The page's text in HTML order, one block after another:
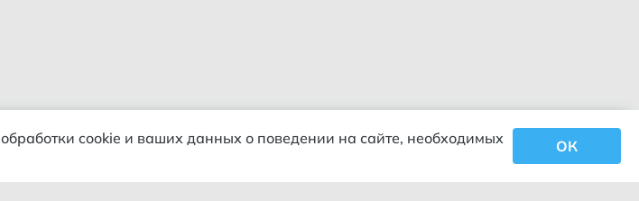
обработки cookie и ваших данных о поведении на сайте, необходимых
ОК